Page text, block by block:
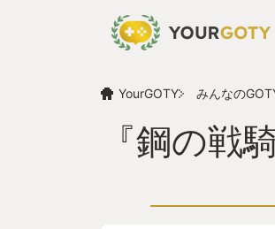
YourGOTY みんなの
『鋼の戦